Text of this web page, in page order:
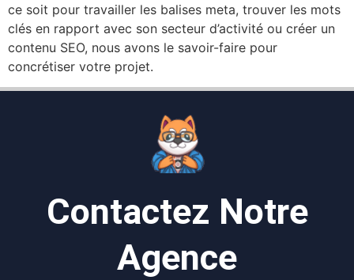
ce soit pour travailler les balises meta, trouver les mots
clés en rapport avec son secteur d’activité ou créer un
contenu SEO, nous avons le savoir-faire pour
concrétiser votre projet.
Contactez Notre
Agence